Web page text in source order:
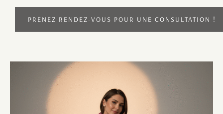
PRENEZ RENDEZ-VOUS POUR UNE CONSULTATION !